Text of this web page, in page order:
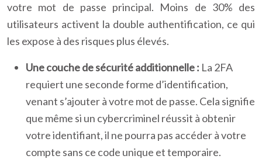
votre mot de passe principal. Moins de 30% des
utilisateurs activent la double authentification, ce qui
les expose à des risques plus élevés.
Une couche de sécurité additionnelle : La 2FA
requiert une seconde forme d’identification,
venant s’ajouter à votre mot de passe. Cela signifie
que même si un cybercriminel réussit à obtenir
votre identifiant, il ne pourra pas accéder à votre
compte sans ce code unique et temporaire.